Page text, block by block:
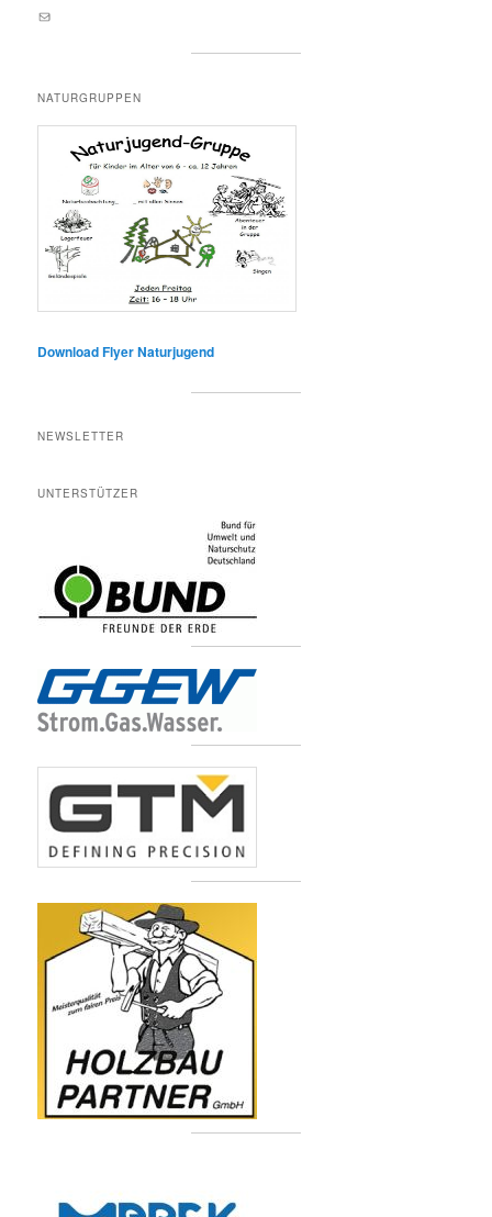
E-Mail an lernortnatur@yahoo.de
NATURGRUPPEN
Download Flyer Naturjugend
NEWSLETTER
UNTERSTÜTZER